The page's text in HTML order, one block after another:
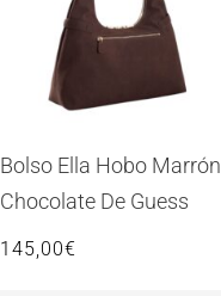
Bolso Ella Hobo Marrón
Chocolate De Guess
145,00€